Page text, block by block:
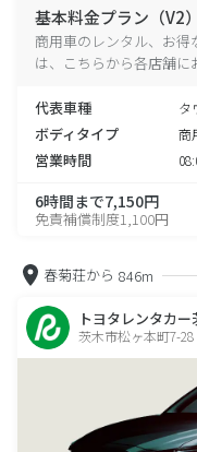
基本料金プラン（V2）
商用車のレンタル、お
は、こちらから各店舗に
代表車種 タ
ボディタイプ 商
営業時間
6時間まで7,150円
免責補償制度1,100円
春菊荘から 846m
トヨタレンタカー
茨木市松ヶ本町7-28